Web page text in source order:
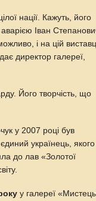
нації. Кажуть, його
Іван
і на цій
директор галереї,
Його творчість, що
у 2007 році був
українець, якого
до лав «Золотої
у галереї